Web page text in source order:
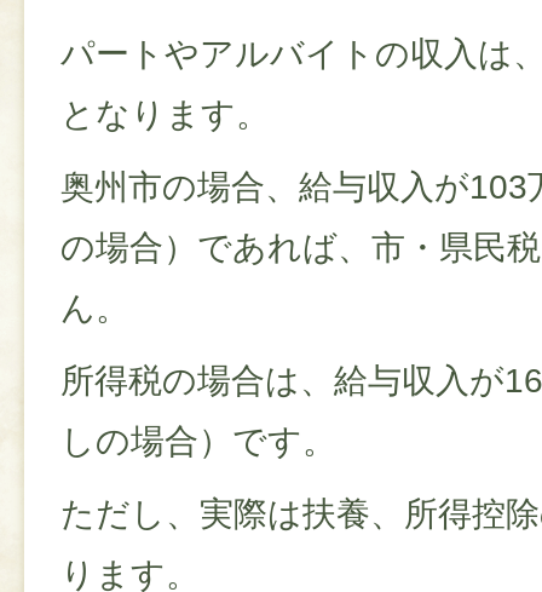
パートやアルバイトの収入は
となります。
奥州市の場合、給与収入が103
の場合）であれば、市・県民
ん。
所得税の場合は、給与収入が
しの場合）です。
ただし、実際は扶養、所得控
ります。